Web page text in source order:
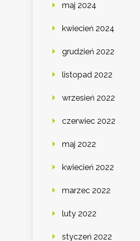
maj 2024
kwiecień 2024
grudzień 2022
listopad 2022
wrzesień 2022
czerwiec 2022
maj 2022
kwiecień 2022
marzec 2022
luty 2022
styczeń 2022